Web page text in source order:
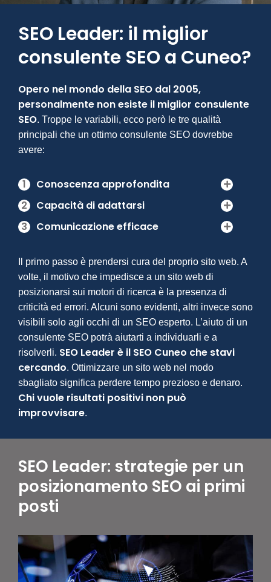
SEO Leader: il miglior
consulente SEO a Cuneo?
Opero nel mondo della SEO dal 2005,
personalmente non esiste il miglior consulente
SEO. Troppe le variabili, ecco però le tre qualità
principali che un ottimo consulente SEO dovrebbe
avere:
1
Conoscenza approfondita
2
Capacità di adattarsi
3
Comunicazione efficace
Il primo passo è prendersi cura del proprio sito web. A
volte, il motivo che impedisce a un sito web di
posizionarsi sui motori di ricerca è la presenza di
criticità ed errori. Alcuni sono evidenti, altri invece sono
visibili solo agli occhi di un SEO esperto. L’aiuto di un
consulente SEO potrà aiutarti a individuarli e a
risolverli. SEO Leader è il SEO Cuneo che stavi
cercando. Ottimizzare un sito web nel modo
sbagliato significa perdere tempo prezioso e denaro.
Chi vuole risultati positivi non può
improvvisare.
SEO Leader: strategie per un
posizionamento SEO ai primi
posti